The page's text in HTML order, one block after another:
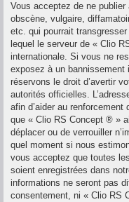
Vous acceptez de ne
obscène, vulgaire,
etc. qui pourrait
lequel le serveur de « Clio
internationale. Si vous ne
exposez à un
réservons le droit d’avertir
autorités officielles.
afin d’aider au
que « Clio RS Concept ® »
déplacer ou de verrouiller
quel moment si nous
vous acceptez que toutes
soient enregistrées dans
informations ne seront pas
consentement, ni « Clio RS